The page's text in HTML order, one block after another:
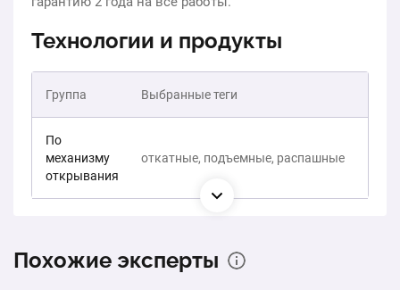
Технологии и продукты
Группа Выбранные теги
По
механизму
открывания
откатные, подъемные, распашные
Похожие эксперты